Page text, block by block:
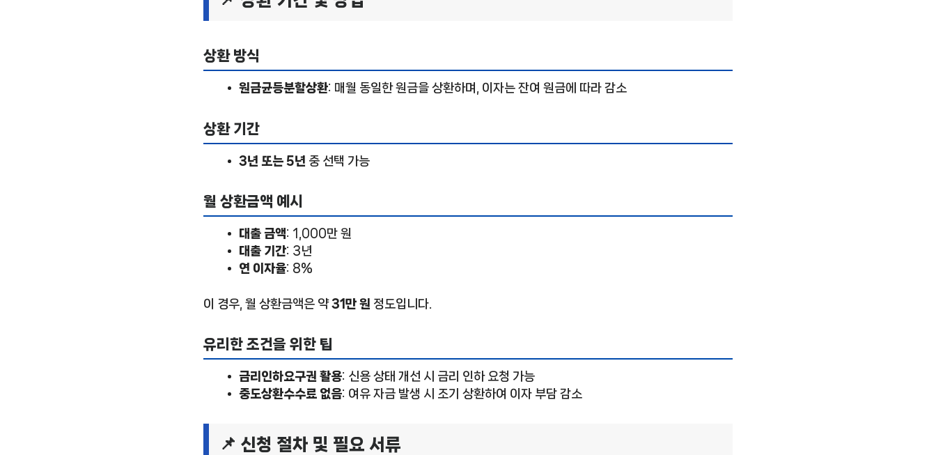
상환 방식
원금균등분할상환: 매월 동일한 원금을 상환하며, 이자는 잔여 원금에 따라 감소
상환 기간
3년 또는 5년 중 선택 가능
월 상환금액 예시
대출 금액: 1,000만 원
대출 기간: 3년
연 이자율: 8%
이 경우, 월 상환금액은 약31만 원 정도입니다.
유리한 조건을 위한 팁
금리인하요구권 활용: 신용 상태 개선 시 금리 인하 요청 가능
중도상환수수료 없음: 여유 자금 발생 시 조기 상환하여 이자 부담 감소
📌 신청 절차 및 필요 서류